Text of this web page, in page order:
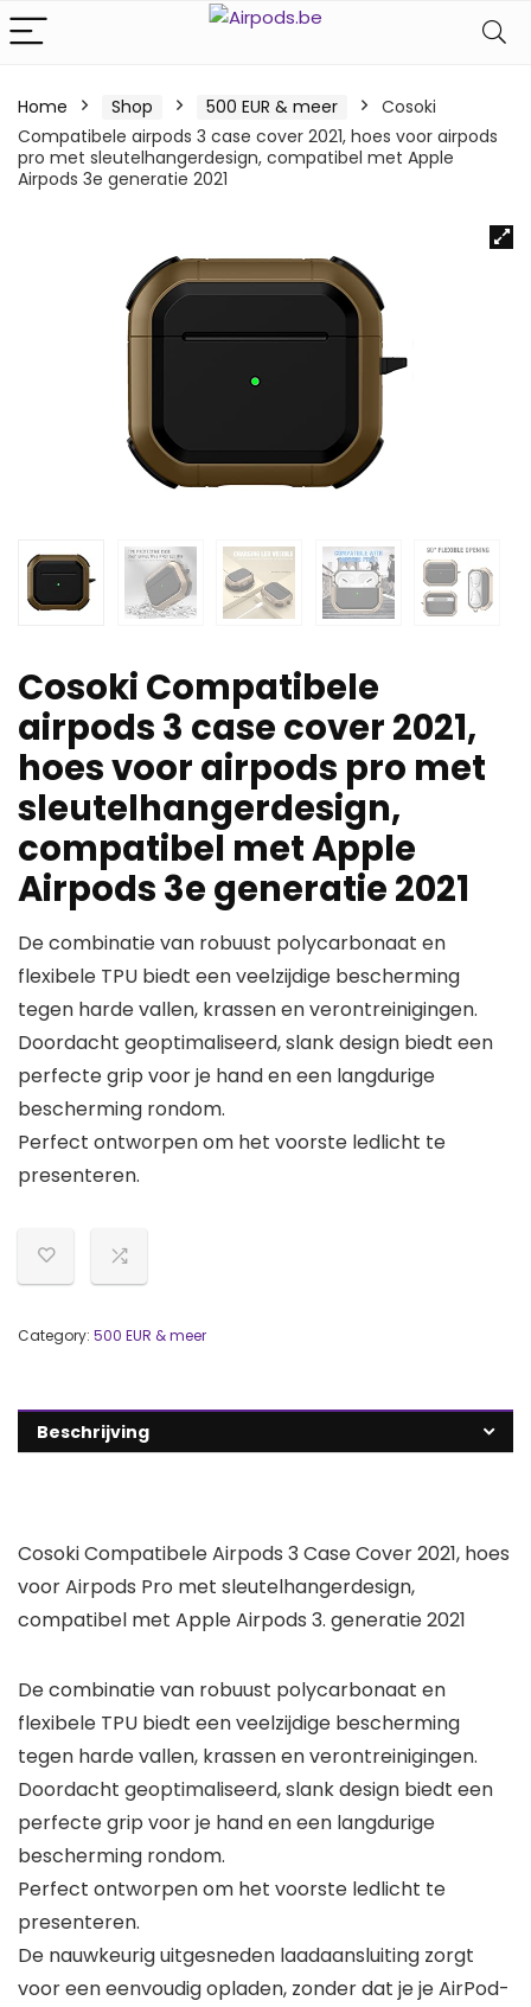
Home Shop 500 EUR & meer
Cosoki
Compatibele airpods 3 case cover 2021, hoes voor airpods
pro met sleutelhangerdesign, compatibel met Apple
Airpods 3e generatie 2021
Cosoki Compatibele
airpods 3 case cover 2021,
hoes voor airpods pro met
sleutelhangerdesign,
compatibel met Apple
Airpods 3e generatie 2021
De combinatie van robuust polycarbonaat en
flexibele TPU biedt een veelzijdige bescherming
tegen harde vallen, krassen en verontreinigingen.
Doordacht geoptimaliseerd, slank design biedt een
perfecte grip voor je hand en een langdurige
bescherming rondom.
Perfect ontworpen om het voorste ledlicht te
presenteren.
Category: 500 EUR & meer
Beschrijving
Cosoki Compatibele Airpods 3 Case Cover 2021, hoes
voor Airpods Pro met sleutelhangerdesign,
compatibel met Apple Airpods 3. generatie 2021
De combinatie van robuust polycarbonaat en
flexibele TPU biedt een veelzijdige bescherming
tegen harde vallen, krassen en verontreinigingen.
Doordacht geoptimaliseerd, slank design biedt een
perfecte grip voor je hand en een langdurige
bescherming rondom.
Perfect ontworpen om het voorste ledlicht te
presenteren.
De nauwkeurig uitgesneden laadaansluiting zorgt
voor een eenvoudig opladen, zonder dat je je AirPod-